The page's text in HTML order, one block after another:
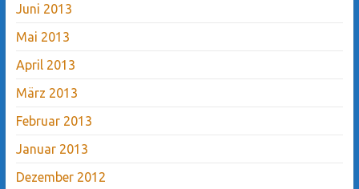
Juni 2013
Mai 2013
April 2013
März 2013
Februar 2013
Januar 2013
Dezember 2012